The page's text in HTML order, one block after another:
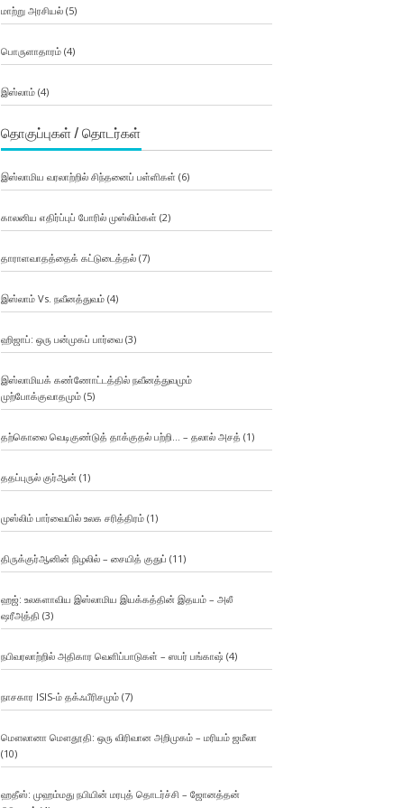
மாற்று அரசியல்(5)
பொருளாதாரம்(4)
இஸ்லாம்(4)
தொகுப்புகள் / தொடர்கள்
இஸ்லாமிய வரலாற்றில் சிந்தனைப் பள்ளிகள் (6)
காலனிய எதிர்ப்புப் போரில் முஸ்லிம்கள் (2)
தாராளவாதத்தைக் கட்டுடைத்தல்(7)
இஸ்லாம் Vs. நவீனத்துவம்(4)
ஹிஜாப்: ஒரு பன்முகப் பார்வை(3)
இஸ்லாமியக் கண்ணோட்டத்தில் நவீனத்துவமும்
முற்போக்குவாதமும்(5)
தற்கொலை வெடிகுண்டுத் தாக்குதல் பற்றி… – தலால் அசத் (1)
ததப்புருல் குர்ஆன் (1)
முஸ்லிம் பார்வையில் உலக சரித்திரம்(1)
திருக்குர்ஆனின் நிழலில் – சையித் குதுப் (11)
ஹஜ்: உலகளாவிய இஸ்லாமிய இயக்கத்தின் இதயம் – அலீ
ஷரீஅத்தி (3)
நபிவரலாற்றில் அதிகார வெளிப்பாடுகள் – ஸபர் பங்காஷ் (4)
நாசகார ISIS-ம் தக்ஃபீரிசமும்(7)
மௌலானா மௌதூதி: ஒரு விரிவான அறிமுகம் – மரியம் ஜமீலா
(10)
ஹதீஸ்: முஹம்மது நபியின் மரபுத் தொடர்ச்சி – ஜோனத்தன்